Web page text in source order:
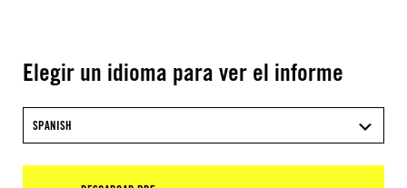
Elegir un idioma para ver el informe
SPANISH